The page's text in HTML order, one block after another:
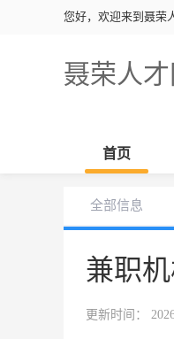
您好，欢迎来到聂荣
聂荣人才
首页
全部信息
兼职
更新时间：